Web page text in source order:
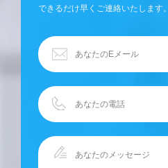
できるだけ早くご連絡いたします。